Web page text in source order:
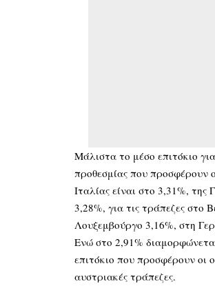
Μάλιστα το μέσο επιτόκιο
προθεσμίας που προσφέρουν
Ιταλίας είναι στο 3,31%, της
3,28%, για τις τράπεζες στο
Λουξεμβούργο 3,16%, στη
Ενώ στο 2,91%
επιτόκιο που προσφέρουν οι
αυστριακές τράπεζες.